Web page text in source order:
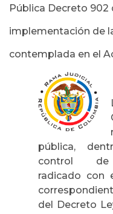
Pública Decreto 902
implementación de
contemplada en el
pública,
control de
radicado con
del Decreto